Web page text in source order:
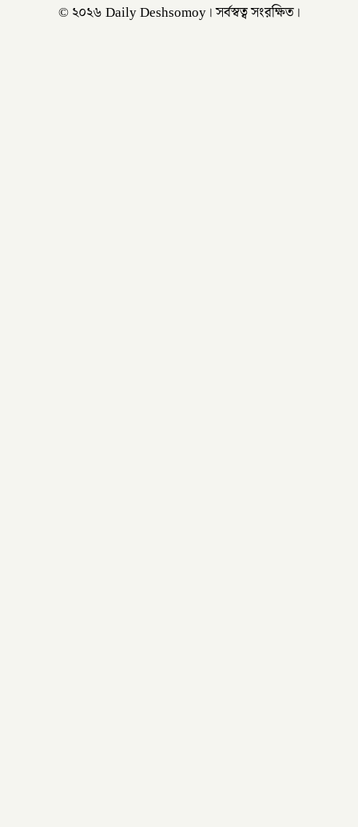
© ২০২৬ Daily Deshsomoy। সর্বস্বত্ব সংরক্ষিত।